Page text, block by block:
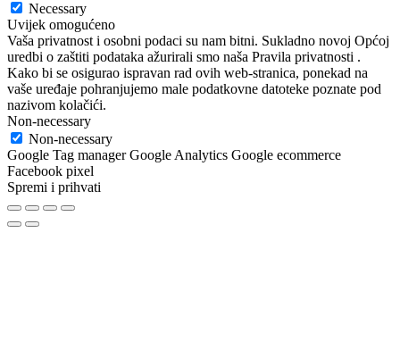
Necessary
Uvijek omogućeno
Vaša privatnost i osobni podaci su nam bitni. Sukladno novoj Općoj
uredbi o zaštiti podataka ažurirali smo naša Pravila privatnosti .
Kako bi se osigurao ispravan rad ovih web-stranica, ponekad na
vaše uređaje pohranjujemo male podatkovne datoteke poznate pod
nazivom kolačići.
Non-necessary
Non-necessary
Google Tag manager Google Analytics Google ecommerce
Facebook pixel
Spremi i prihvati